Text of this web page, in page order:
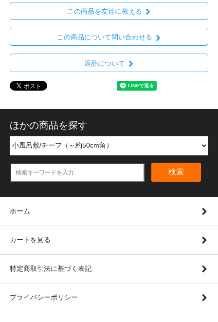
この商品を友達に教える
この商品について問い合わせる
返品について
ほかの商品を探す
検索
ホーム
カートを見る
特定商取引法に基づく表記
プライバシーポリシー